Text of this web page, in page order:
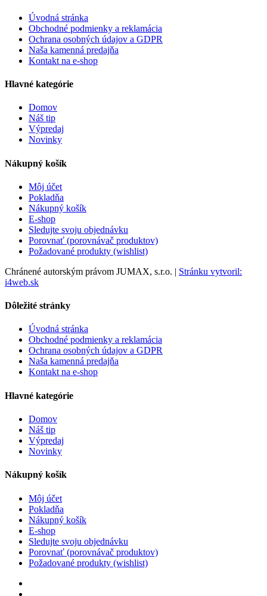
Úvodná stránka
Obchodné podmienky a reklamácia
Ochrana osobných údajov a GDPR
Naša kamenná predajňa
Kontakt na e-shop
Hlavné kategórie
Domov
Náš tip
Výpredaj
Novinky
Nákupný košík
Môj účet
Pokladňa
Nákupný košík
E-shop
Sledujte svoju objednávku
Porovnať (porovnávač produktov)
Požadované produkty (wishlist)
Chránené autorským právom JUMAX, s.r.o. | Stránku vytvoril:
i4web.sk
Dôležité stránky
Úvodná stránka
Obchodné podmienky a reklamácia
Ochrana osobných údajov a GDPR
Naša kamenná predajňa
Kontakt na e-shop
Hlavné kategórie
Domov
Náš tip
Výpredaj
Novinky
Nákupný košík
Môj účet
Pokladňa
Nákupný košík
E-shop
Sledujte svoju objednávku
Porovnať (porovnávač produktov)
Požadované produkty (wishlist)